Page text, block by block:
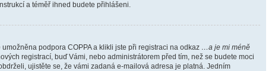
a téměř ihned budete přihlášeni.
podpora COPPA a klikli jste při registraci na odkaz …a je mi méně
registrací, buď Vámi, nebo administrátorem před tím, než se budete moci
ujistěte se, že vámi zadaná e-mailová adresa je platná. Jedním